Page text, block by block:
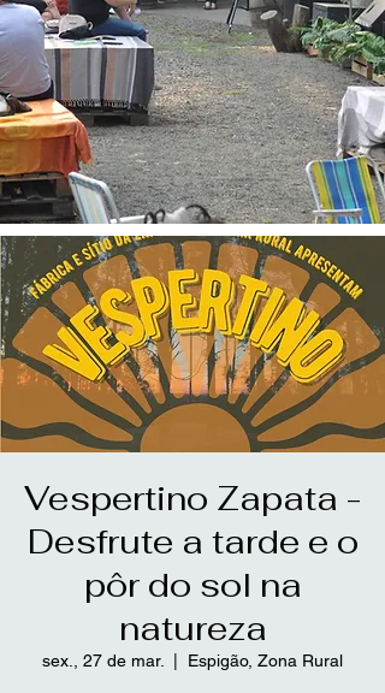
Vespertino Zapata -
Desfrute a tarde e o
pôr do sol na
natureza
sex., 27 de mar. Espigão, Zona Rural